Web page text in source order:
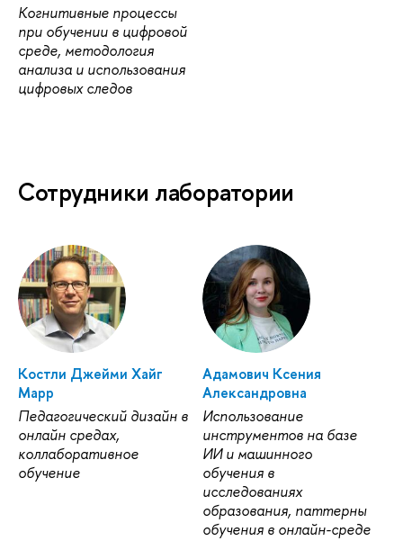
Когнитивные процессы
при обучении в цифровой
среде, методология
анализа и использования
цифровых следов
Сотрудники лаборатории
Костли Джейми Хайг
Марр
Педагогический дизайн в
онлайн средах,
коллаборативное
обучение
Адамович Ксения
Александровна
Использование
инструментов на базе
ИИ и машинного
обучения в
исследованиях
образования, паттерны
обучения в онлайн-среде